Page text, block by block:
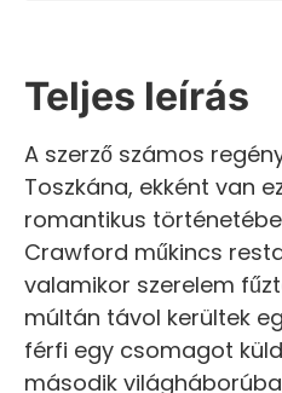
Teljes leírás
A szerző számos
Toszkána, ekként van
romantikus
Crawford műkincs
valamikor szerelem
múltán távol kerültek
férfi egy csomagot
második